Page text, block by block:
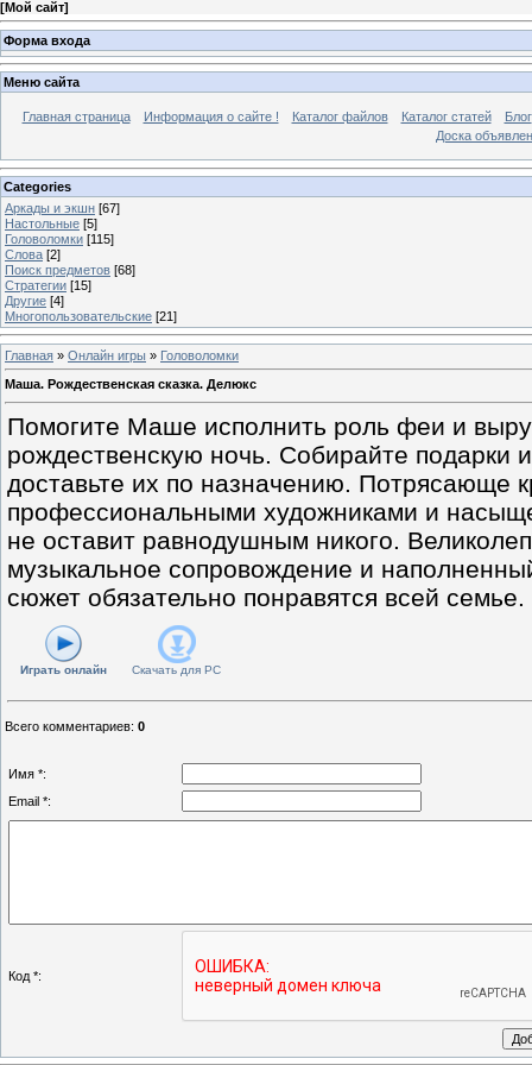
[Мой сайт]
Форма входа
Меню сайта
Главная страница Информация о сайте ! Каталог файлов Каталог статей
Блог
Доска
Categories
Аркады и экшн [67]
Настольные [5]
Головоломки [115]
Слова [2]
Поиск предметов [68]
Стратегии [15]
Другие [4]
Многопользовательские [21]
Главная » Онлайн игры » Головоломки
Маша. Рождественская сказка. Делюкс
Помогите Маше исполнить роль феи и
рождественскую ночь. Собирайте подарки
доставьте их по назначению. Потрясающе
профессиональными художниками и
не оставит равнодушным никого.
музыкальное сопровождение и
сюжет обязательно понравятся всей семье.
Играть онлайн Скачать для PC
Всего комментариев: 0
Имя *:
Email *:
Код *: